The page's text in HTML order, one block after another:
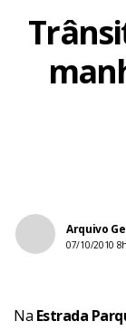
Arquivo
07/10/2010
Na Estrada